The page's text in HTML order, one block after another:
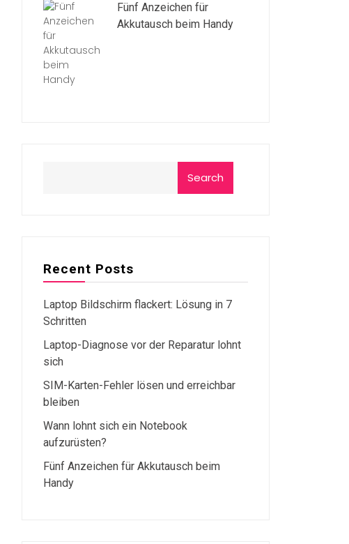
Fünf Anzeichen für
Akkutausch beim Handy
Search
Recent Posts
Laptop Bildschirm flackert: Lösung in 7
Schritten
Laptop-Diagnose vor der Reparatur lohnt
sich
SIM-Karten-Fehler lösen und erreichbar
bleiben
Wann lohnt sich ein Notebook
aufzurüsten?
Fünf Anzeichen für Akkutausch beim
Handy